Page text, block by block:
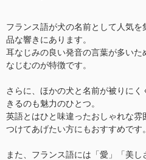
フランス語が犬の名前として人気
品な響きにあります。
耳なじみの良い発音の言葉が多いた
なじむのが特徴です。
さらに、ほかの犬と名前が被りに
きるのも魅力のひとつ。
英語とはひと味違ったおしゃれな
つけてあげたい方にもおすすめです。
また、フランス語には「愛」「美